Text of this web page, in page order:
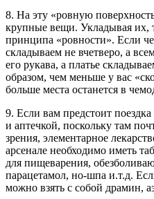
8. На эту «ровную
крупные вещи. Укладывая их,
принципа «ровности». Если
складываем не вчетверо, а
его рукава, а платье
образом, чем меньше у вас
больше места останется в
9. Если вам предстоит
и аптечкой, поскольку там
зрения, элементарное
арсенале необходимо иметь
для пищеварения,
парацетамол, но-шпа и.т.д.
можно взять с собой драмин,